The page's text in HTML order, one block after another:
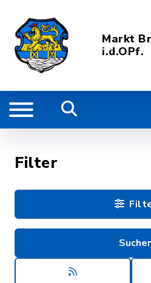
Markt
i.d.OPf.
Filter